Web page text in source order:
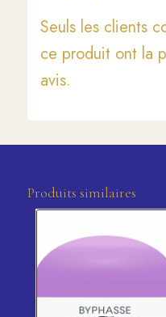
Seuls les clients
ce produit ont la
avis.
Produits similaires